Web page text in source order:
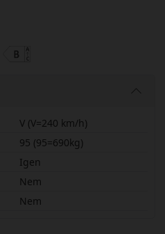
V (V=240 km/h)
95 (95=690kg)
Igen
Nem
Nem